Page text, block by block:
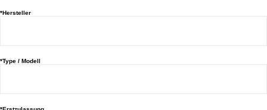
*Hersteller
*Type / Modell